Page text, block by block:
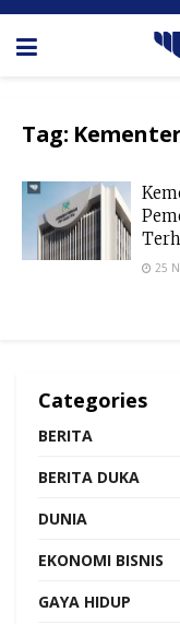
Tag:
25
Categories
BERITA
BERITA DUKA
DUNIA
EKONOMI BISNIS
GAYA HIDUP